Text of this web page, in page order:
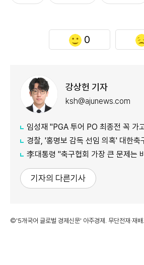
0
강상헌 기자
ksh@ajunews.com
임성재 "PGA 투어 PO 최종전 꼭 가
경찰, '홍명보 감독 선임 의혹' 대한축
李대통령 "축구협회 가장 큰 문제는 비민주
기자의 다른기사
©'5개국어 글로벌 경제신문' 아주경제. 무단전재·재배